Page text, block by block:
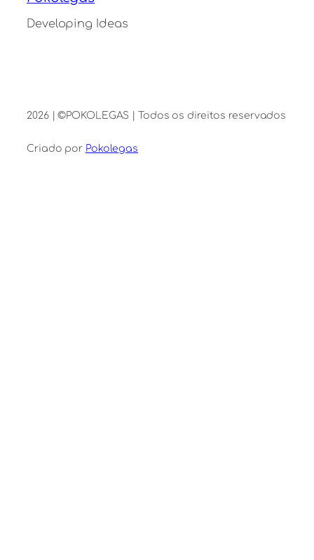
Developing Ideas
2026 | ©POKOLEGAS | Todos os direitos reservados
Criado por Pokolegas